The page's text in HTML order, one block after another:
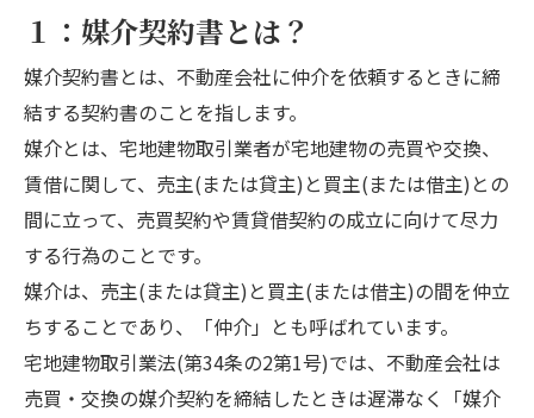
１：媒介契約書とは？
媒介契約書とは、不動産会社に仲介を依頼するときに締
結する契約書のことを指します。
媒介とは、宅地建物取引業者が宅地建物の売買や交換、
賃借に関して、売主(または貸主)と買主(または借主)との
間に立って、売買契約や賃貸借契約の成立に向けて尽力
する行為のことです。
媒介は、売主(または貸主)と買主(または借主)の間を仲立
ちすることであり、「仲介」とも呼ばれています。
宅地建物取引業法(第34条の2第1号)では、不動産会社は
売買・交換の媒介契約を締結したときは遅滞なく「媒介